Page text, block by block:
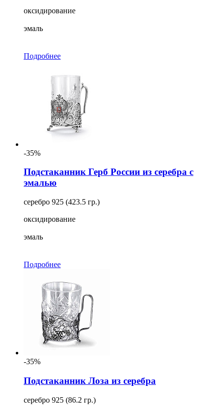
оксидирование
эмаль
Подробнее
-35%
Подстаканник Герб России из серебра с
эмалью
серебро 925 (423.5 гр.)
оксидирование
эмаль
Подробнее
-35%
Подстаканник Лоза из серебра
серебро 925 (86.2 гр.)